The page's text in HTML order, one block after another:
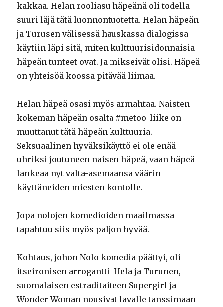
kakkaa. Helan rooliasu häpeänä oli todella
suuri läjä tätä luonnontuotetta. Helan häpeän
ja Turusen välisessä hauskassa dialogissa
käytiin läpi sitä, miten kulttuurisidonnaisia
häpeän tunteet ovat. Ja mikseivät olisi. Häpeä
on yhteisöä koossa pitävää liimaa.
Helan häpeä osasi myös armahtaa. Naisten
kokeman häpeän osalta #metoo-liike on
muuttanut tätä häpeän kulttuuria.
Seksuaalinen hyväksikäyttö ei ole enää
uhriksi joutuneen naisen häpeä, vaan häpeä
lankeaa nyt valta-asemaansa väärin
käyttäneiden miesten kontolle.
Jopa nolojen komedioiden maailmassa
tapahtuu siis myös paljon hyvää.
Kohtaus, johon Nolo komedia päättyi, oli
itseironisen arrogantti. Hela ja Turunen,
suomalaisen estraditaiteen Supergirl ja
Wonder Woman nousivat lavalle tanssimaan